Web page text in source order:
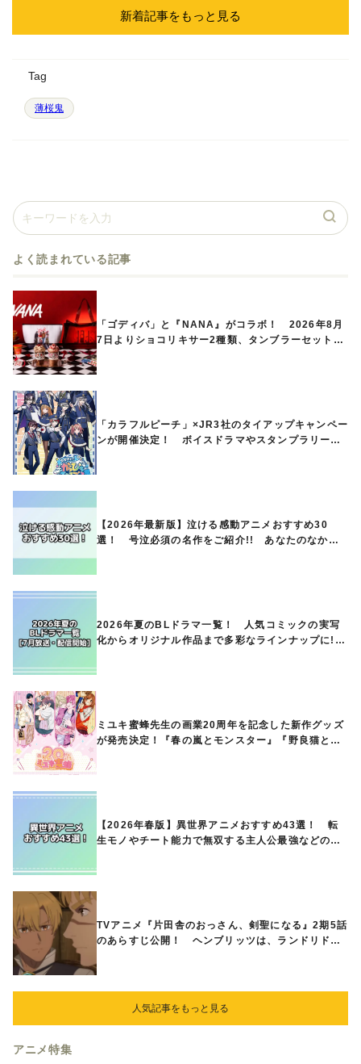
新着記事をもっと見る
Tag
薄桜鬼
よく読まれている記事
「ゴディバ」と『NANA』がコラボ！ 2026年8月
7日よりショコリキサー2種類、タンブラーセットな
「カラフルピーチ」×JR3社のタイアップキャンペー
ンが開催決定！ ボイスドラマやスタンプラリー、
【2026年最新版】泣ける感動アニメおすすめ30
選！ 号泣必須の名作をご紹介!! あなたのなかの
2026年夏のBLドラマ一覧！ 人気コミックの実写
化からオリジナル作品まで多彩なラインナップに!!
ミユキ蜜蜂先生の画業20周年を記念した新作グッズ
が発売決定！『春の嵐とモンスター』『野良猫と
【2026年春版】異世界アニメおすすめ43選！ 転
生モノやチート能力で無双する主人公最強などの人
TVアニメ『片田舎のおっさん、剣聖になる』2期5話
のあらすじ公開！ ヘンブリッツは、ランドリドに
人気記事をもっと見る
アニメ特集